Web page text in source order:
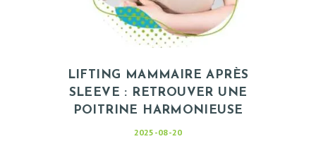
LIFTING MAMMAIRE APRÈS
SLEEVE : RETROUVER UNE
POITRINE HARMONIEUSE
2025-08-20